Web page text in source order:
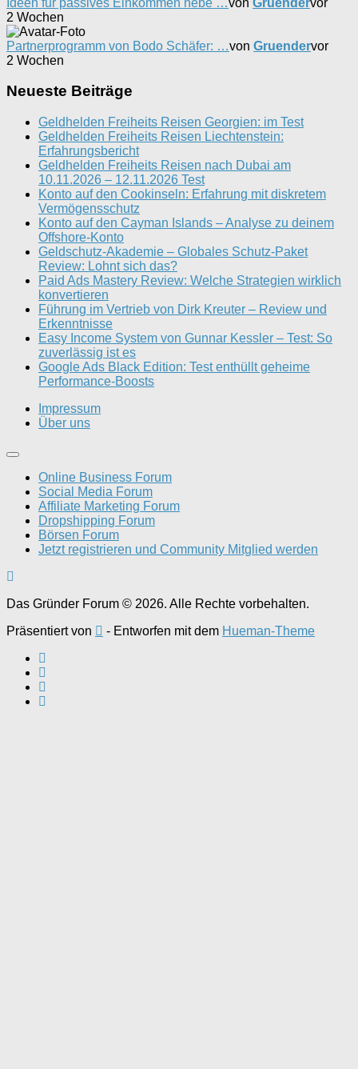
2 Wochen
Partnerprogramm von Bodo Schäfer: …von Gruendervor
2 Wochen
Neueste Beiträge
Geldhelden Freiheits Reisen Georgien: im Test
Geldhelden Freiheits Reisen Liechtenstein:
Erfahrungsbericht
Geldhelden Freiheits Reisen nach Dubai am
10.11.2026 – 12.11.2026 Test
Konto auf den Cookinseln: Erfahrung mit diskretem
Vermögensschutz
Konto auf den Cayman Islands – Analyse zu deinem
Offshore-Konto
Geldschutz-Akademie – Globales Schutz-Paket
Review: Lohnt sich das?
Paid Ads Mastery Review: Welche Strategien wirklich
konvertieren
Führung im Vertrieb von Dirk Kreuter – Review und
Erkenntnisse
Easy Income System von Gunnar Kessler – Test: So
zuverlässig ist es
Google Ads Black Edition: Test enthüllt geheime
Performance-Boosts
Impressum
Über uns
Online Business Forum
Social Media Forum
Affiliate Marketing Forum
Dropshipping Forum
Börsen Forum
Jetzt registrieren und Community Mitglied werden
Das Gründer Forum © 2026. Alle Rechte vorbehalten.
Präsentiert von
- Entworfen mit dem Hueman-Theme